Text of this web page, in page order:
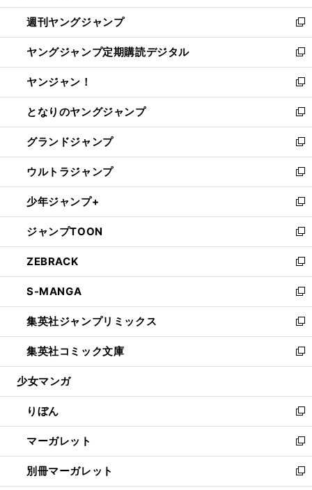
開
く
ウ
で
開
く
ン
ド
ウ
で
開
く
ウ
ィ
ン
ド
ウ
で
開
く
週刊ヤングジャンプ
新
し
い
ウ
ィ
ン
ド
ウ
で
開
く
ヤングジャンプ定期購読デジタル
新
し
い
ウ
ィ
ン
ド
ウ
で
開
く
ヤンジャン！
新
し
い
ウ
ィ
ン
ド
ウ
で
開
く
となりのヤングジャンプ
新
し
い
ウ
ィ
ン
ド
ウ
で
開
く
グランドジャンプ
新
し
い
ウ
ィ
ン
ド
ウ
で
開
く
ウルトラジャンプ
新
し
い
ウ
ィ
ン
ド
ウ
で
開
く
少年ジャンプ+
新
し
い
ウ
ィ
ン
ド
ウ
で
開
く
ジャンプTOON
新
し
い
ウ
ィ
ン
ド
ウ
で
開
ZEBRACK
新
し
い
ウ
ィ
ン
ド
ウ
開
く
S-MANGA
新
し
い
ウ
ィ
ン
ウ
で
開
く
集英社ジャンプリミックス
新
し
い
ウ
ン
ド
ウ
で
開
く
集英社コミック文庫
新
し
ウ
ィ
ン
ド
ウ
で
開
少女マンガ
りぼん
新
し
い
ウ
ィ
ン
マーガレット
新
し
い
別冊マーガレット
新